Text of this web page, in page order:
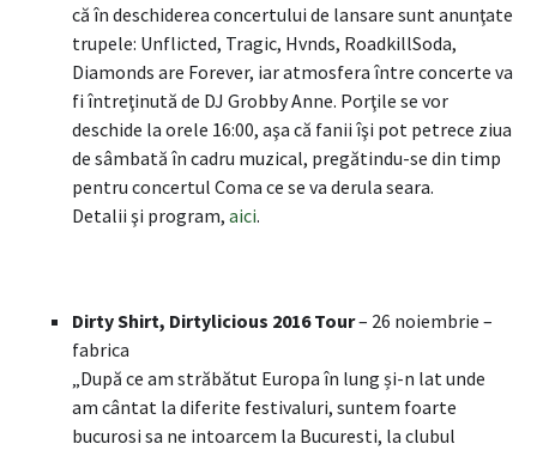
că în deschiderea concertului de lansare sunt anunţate
trupele: Unflicted, Tragic, Hvnds, RoadkillSoda,
Diamonds are Forever, iar atmosfera între concerte va
fi întreţinută de DJ Grobby Anne. Porţile se vor
deschide la orele 16:00, aşa că fanii îşi pot petrece ziua
de sâmbată în cadru muzical, pregătindu-se din timp
pentru concertul Coma ce se va derula seara.
Detalii şi program, aici.
Dirty Shirt, Dirtylicious 2016 Tour– 26 noiembrie –
fabrica
„După ce am străbătut Europa în lung și-n lat unde
am cântat la diferite festivaluri, suntem foarte
bucurosi sa ne intoarcem la Bucuresti, la clubul